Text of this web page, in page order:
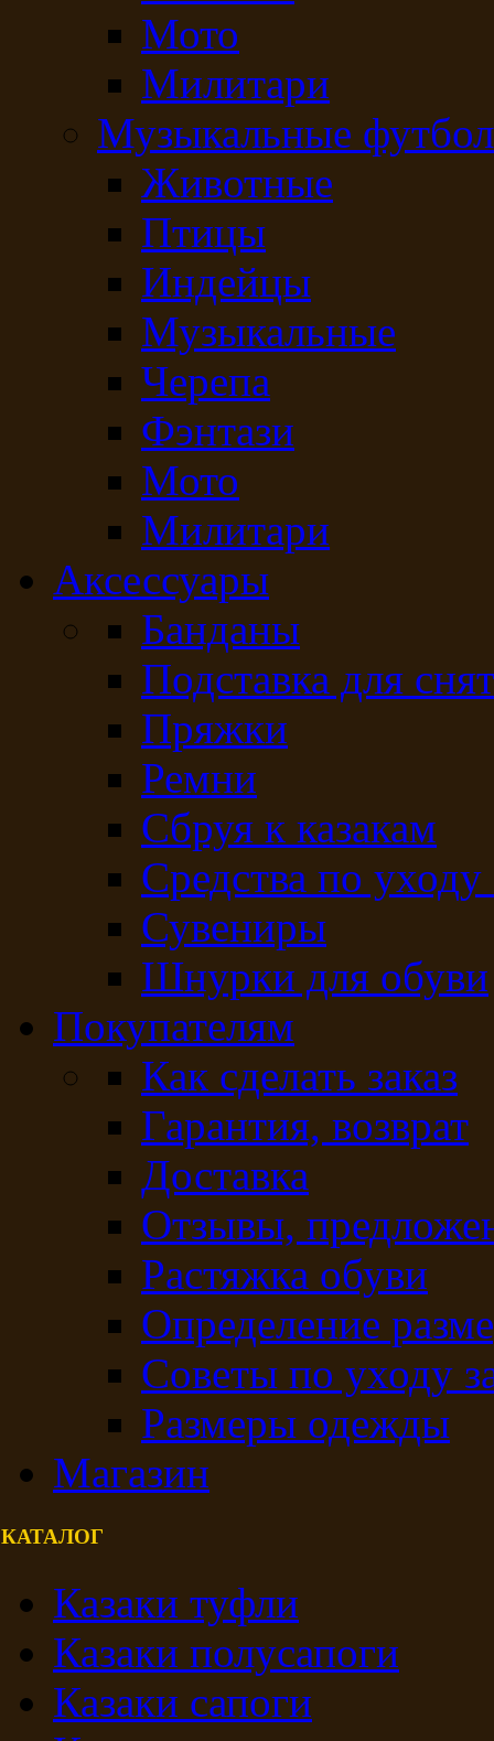
Мото
Милитари
Музыкальные
Животные
Птицы
Индейцы
Музыкальные
Черепа
Фэнтази
Мото
Милитари
Аксессуары
Банданы
Подставка для
Пряжки
Ремни
Сбруя к казакам
Средства по
Сувениры
Шнурки для обуви
Покупателям
Как сделать заказ
Гарантия, возврат
Доставка
Отзывы,
Растяжка обуви
Определение
Советы по уходу
Размеры одежды
Магазин
КАТАЛОГ
Казаки туфли
Казаки полусапоги
Казаки сапоги